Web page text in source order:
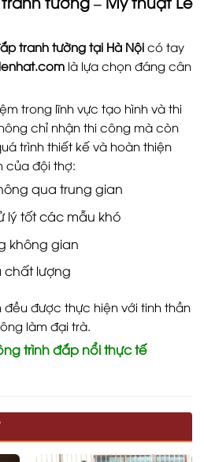
tranh tường tại Hà Nộicó tay
lenhat.com là lựa chọn đáng cân
trong lĩnh vực tạo hình và thi
chỉ nhận thi công mà còn
trình thiết kế và hoàn thiện
của đội thợ:
qua trung gian
lý tốt các mẫu khó
không gian
chất lượng
được thực hiện với tinh thần
làm đại trà.
trình đắp nổi thực tế